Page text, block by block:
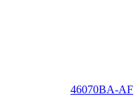
46070BA-AF